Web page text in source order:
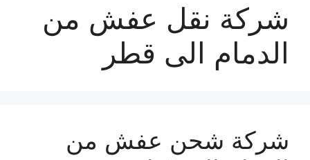
شركة نقل عفش من
الدمام الى قطر
شركة شحن عفش من